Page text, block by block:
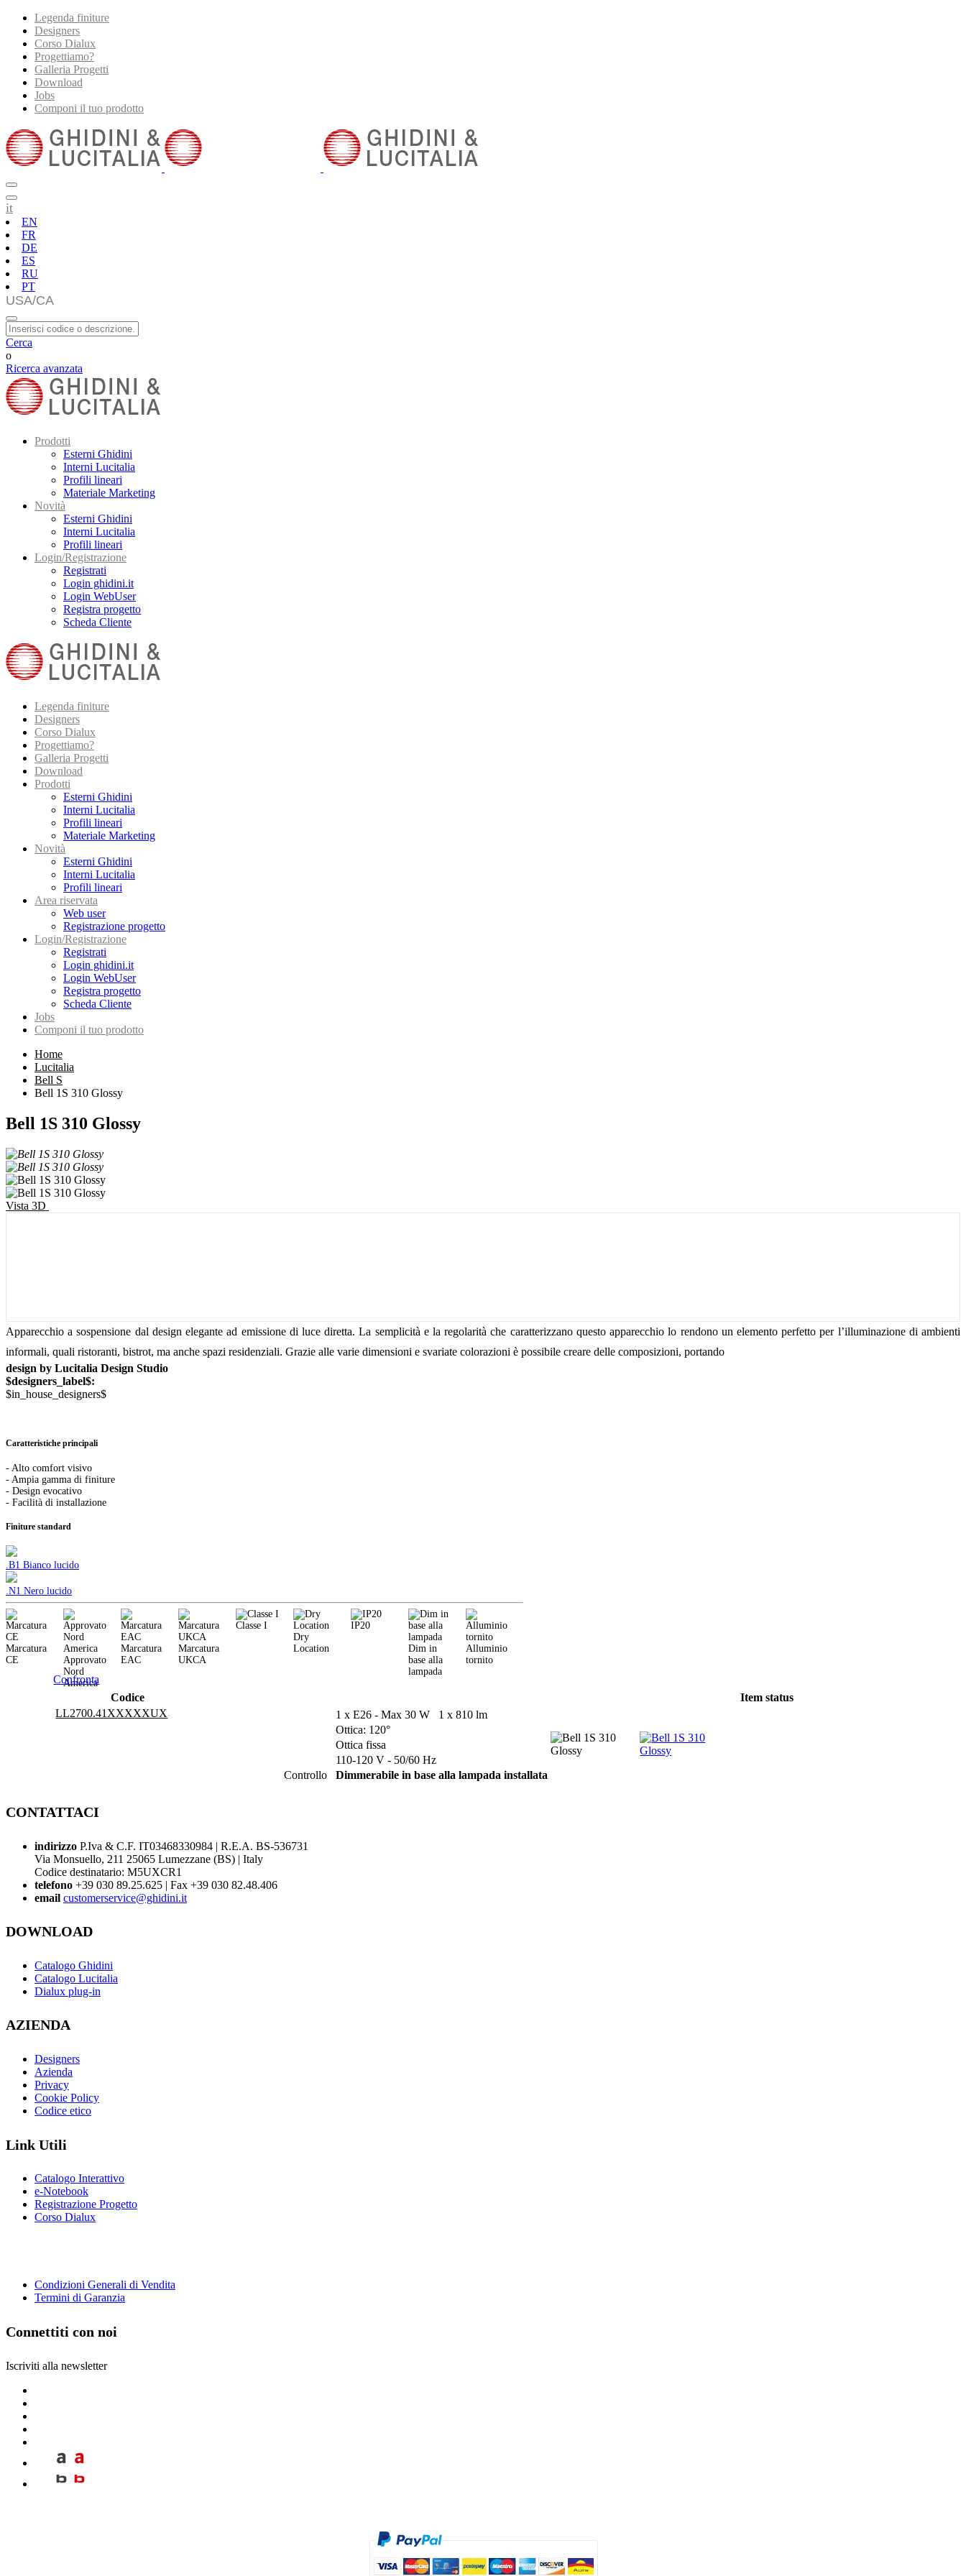
Legenda finiture
Designers
Corso Dialux
Progettiamo?
Galleria Progetti
Download
Jobs
Componi il tuo prodotto
it
EN
FR
DE
ES
RU
PT
Cerca
o
Ricerca avanzata
Prodotti
Esterni Ghidini
Interni Lucitalia
Profili lineari
Materiale Marketing
Novità
Esterni Ghidini
Interni Lucitalia
Profili lineari
Login/Registrazione
Registrati
Login ghidini.it
Login WebUser
Registra progetto
Scheda Cliente
Legenda finiture
Designers
Corso Dialux
Progettiamo?
Galleria Progetti
Download
Prodotti
Esterni Ghidini
Interni Lucitalia
Profili lineari
Materiale Marketing
Novità
Esterni Ghidini
Interni Lucitalia
Profili lineari
Area riservata
Web user
Registrazione progetto
Login/Registrazione
Registrati
Login ghidini.it
Login WebUser
Registra progetto
Scheda Cliente
Jobs
Componi il tuo prodotto
Home
Lucitalia
Bell S
Bell 1S 310 Glossy
Bell 1S 310 Glossy
Vista 3D
Apparecchio a sospensione dal design elegante ad emissione di luce diretta. La semplicità e la regolarità che caratterizzano questo apparecchio lo rendono un elemento perfetto per l’illuminazione di ambienti
informali, quali ristoranti, bistrot, ma anche spazi residenziali. Grazie alle varie dimensioni e svariate colorazioni è possibile creare delle composizioni, portando
design by Lucitalia Design Studio
$designers_label$:
$in_house_designers$
Caratteristiche principali
- Alto comfort visivo
- Ampia gamma di finiture
- Design evocativo
- Facilità di installazione
Finiture standard
.B1 Bianco lucido
.N1 Nero lucido
Marcatura
CE
Approvato
Nord
America
Marcatura
EAC
Marcatura
UKCA
Classe I
Dry
Location
IP20
Dim in
base alla
lampada
Alluminio
tornito
Confronta
Codice
Item status
LL2700.41XXXXXUX
1 x E26 - Max 30 W 1 x 810 lm
Ottica: 120°
Ottica fissa
110-120 V - 50/60 Hz
Controllo
Dimmerabile in base alla lampada installata
CONTATTACI
indirizzo P.Iva & C.F. IT03468330984 | R.E.A. BS-536731
Via Monsuello, 211 25065 Lumezzane (BS) | Italy
Codice destinatario: M5UXCR1
telefono +39 030 89.25.625 | Fax +39 030 82.48.406
email customerservice@ghidini.it
DOWNLOAD
Catalogo Ghidini
Catalogo Lucitalia
Dialux plug-in
AZIENDA
Designers
Azienda
Privacy
Cookie Policy
Codice etico
Link Utili
Catalogo Interattivo
e-Notebook
Registrazione Progetto
Corso Dialux
Condizioni Generali di Vendita
Termini di Garanzia
Connettiti con noi
Iscriviti alla newsletter